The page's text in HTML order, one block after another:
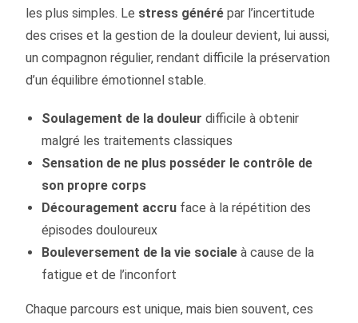
les plus simples. Le stress généré par l’incertitude
des crises et la gestion de la douleur devient, lui aussi,
un compagnon régulier, rendant difficile la préservation
d’un équilibre émotionnel stable.
Soulagement de la douleur difficile à obtenir
malgré les traitements classiques
Sensation de ne plus posséder le contrôle de
son propre corps
Découragement accru face à la répétition des
épisodes douloureux
Bouleversement de la vie sociale à cause de la
fatigue et de l’inconfort
Chaque parcours est unique, mais bien souvent, ces